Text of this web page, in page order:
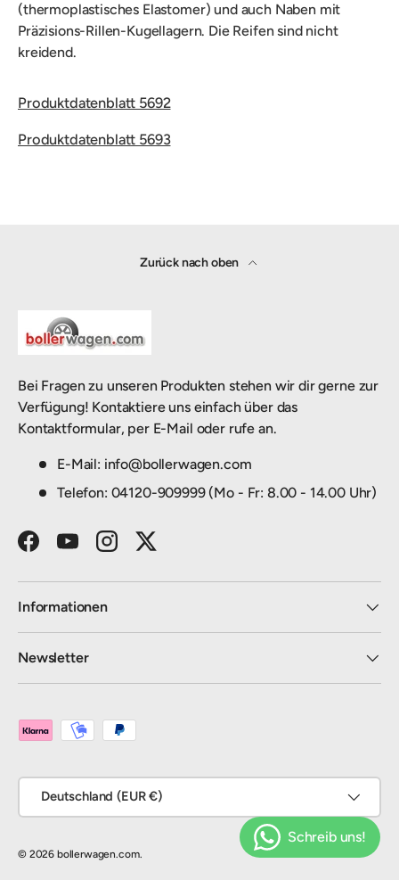
(thermoplastisches Elastomer) und auch Naben mit
Präzisions-Rillen-Kugellagern. Die Reifen sind nicht
kreidend.
Produktdatenblatt 5692
Produktdatenblatt 5693
Zurück nach oben
Bei Fragen zu unseren Produkten stehen wir dir gerne zur
Verfügung! Kontaktiere uns einfach über das
Kontaktformular, per E-Mail oder rufe an.
E-Mail: info@bollerwagen.com
Telefon: 04120-909999 (Mo - Fr: 8.00 - 14.00 Uhr)
FacebookYouTubeInstagramTwitter
Informationen
Newsletter
Zahlungsmethoden
Deutschland (EUR €)
© 2026 bollerwagen.com.